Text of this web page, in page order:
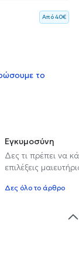
Aπό 40€
το
Εγκυμοσύνη
Δες τι πρέπει να
επιλέξεις
Δες όλο το άρθρο